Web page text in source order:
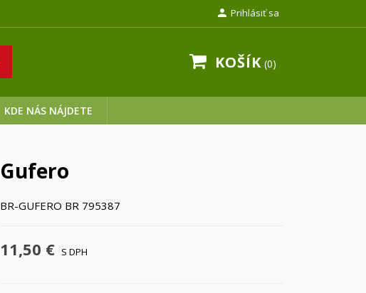
 Prihlásiť sa
KOŠÍK 0
KDE NÁS NÁJDETE
Gufero
BR-GUFERO BR 795387
11,50 € S DPH